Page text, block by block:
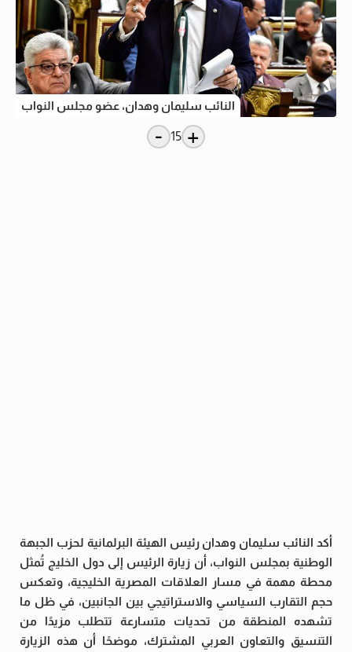
النائب سليمان وهدان، عضو مجلس النواب
+
15
-
أكد النائب سليمان وهدان رئيس الهيئة البرلمانية لحزب الجبهة
الوطنية بمجلس النواب، أن زيارة الرئيس إلى دول الخليج تُمثل
محطة مهمة في مسار العلاقات المصرية الخليجية، وتعكس
حجم التقارب السياسي والاستراتيجي بين الجانبين، في ظل ما
تشهده المنطقة من تحديات متسارعة تتطلب مزيدًا من
التنسيق والتعاون العربي المشترك، موضحًا أن هذه الزيارة